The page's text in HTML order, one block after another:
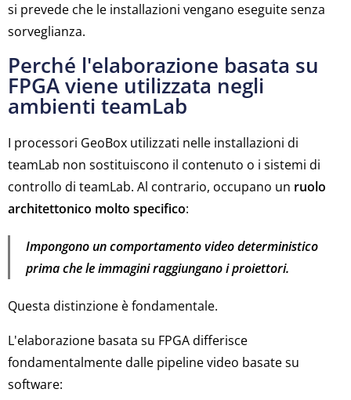
si prevede che le installazioni vengano eseguite senza
sorveglianza.
Perché l'elaborazione basata su
FPGA viene utilizzata negli
ambienti teamLab
I processori GeoBox utilizzati nelle installazioni di
teamLab non sostituiscono il contenuto o i sistemi di
controllo di teamLab. Al contrario, occupano un ruolo
architettonico molto specifico:
Impongono un comportamento video deterministico
prima che le immagini raggiungano i proiettori.
Questa distinzione è fondamentale.
L'elaborazione basata su FPGA differisce
fondamentalmente dalle pipeline video basate su
software: